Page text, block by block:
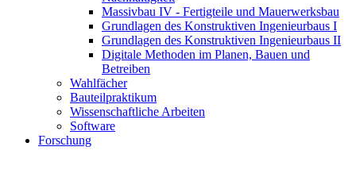
Massivbau IV - Fertigteile und Mauerwerksbau
Grundlagen des Konstruktiven Ingenieurbaus I
Grundlagen des Konstruktiven Ingenieurbaus II
Digitale Methoden im Planen, Bauen und
Betreiben
Wahlfächer
Bauteilpraktikum
Wissenschaftliche Arbeiten
Software
Forschung